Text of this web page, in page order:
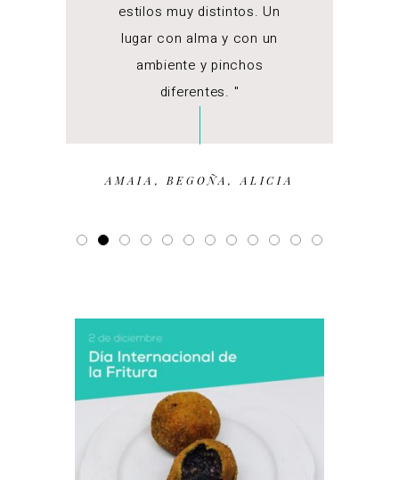
estilos muy distintos. Un
lugar con alma y con un
ambiente y pinchos
diferentes. "
AMAIA, BEGOÑA, ALICIA